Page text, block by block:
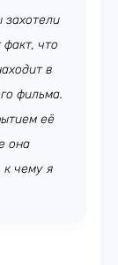
захотели
что
в
фильма.
её
она
к чему я